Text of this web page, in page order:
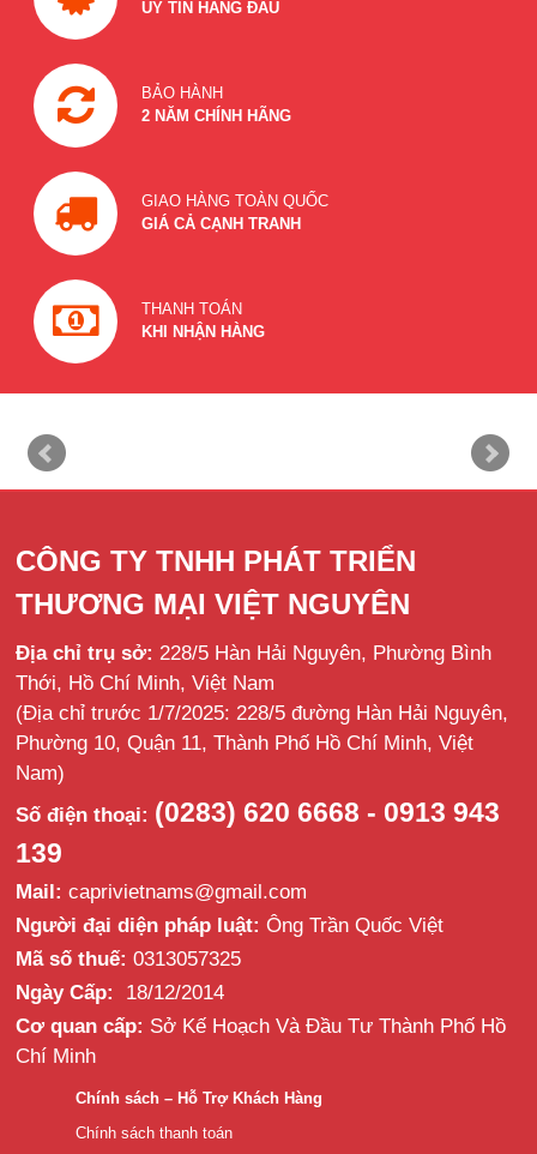
UY TÍN HÀNG ĐẦU
BẢO HÀNH
2 NĂM CHÍNH HÃNG
GIAO HÀNG TOÀN QUỐC
GIÁ CẢ CẠNH TRANH
THANH TOÁN
KHI NHẬN HÀNG
CÔNG TY TNHH PHÁT TRIỂN
THƯƠNG MẠI VIỆT NGUYÊN
Địa chỉ trụ sở: 228/5 Hàn Hải Nguyên, Phường Bình
Thới, Hồ Chí Minh, Việt Nam
(Địa chỉ trước 1/7/2025: 228/5 đường Hàn Hải Nguyên,
Phường 10, Quận 11, Thành Phố Hồ Chí Minh, Việt
Nam)
Số điện thoại: (0283) 620 6668 - 0913 943
139
Mail: caprivietnams@gmail.com
Người đại diện pháp luật: Ông Trần Quốc Việt
Mã số thuế: 0313057325
Ngày Cấp:
18/12/2014
Cơ quan cấp: Sở Kế Hoạch Và Đầu Tư Thành Phố Hồ
Chí Minh
Chính sách – Hỗ Trợ Khách Hàng
Chính sách thanh toán